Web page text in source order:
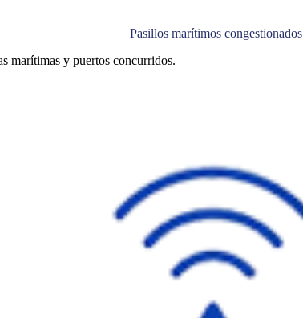
Pasillos marítimos congestionados
marítimas y puertos concurridos.